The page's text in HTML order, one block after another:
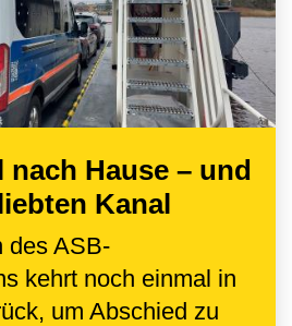
nach Hause – und
Kanal
des ASB-
kehrt noch einmal in
um Abschied zu